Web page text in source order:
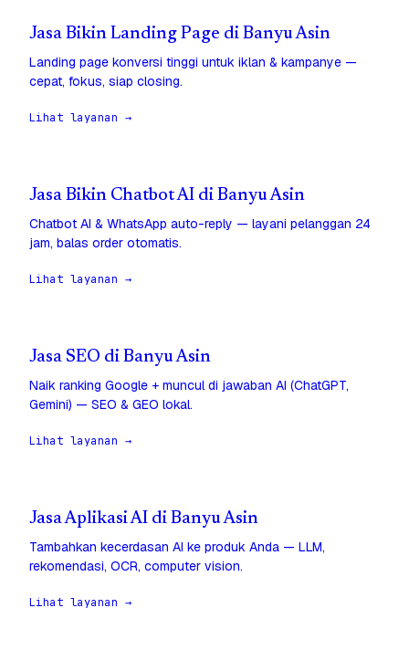
Jasa Bikin Landing Page di Banyu Asin
Landing page konversi tinggi untuk iklan & kampanye —
cepat, fokus, siap closing.
Lihat layanan →
Jasa Bikin Chatbot AI di Banyu Asin
Chatbot AI & WhatsApp auto-reply — layani pelanggan 24
jam, balas order otomatis.
Lihat layanan →
Jasa SEO di Banyu Asin
Naik ranking Google + muncul di jawaban AI (ChatGPT,
Gemini) — SEO & GEO lokal.
Lihat layanan →
Jasa Aplikasi AI di Banyu Asin
Tambahkan kecerdasan AI ke produk Anda — LLM,
rekomendasi, OCR, computer vision.
Lihat layanan →